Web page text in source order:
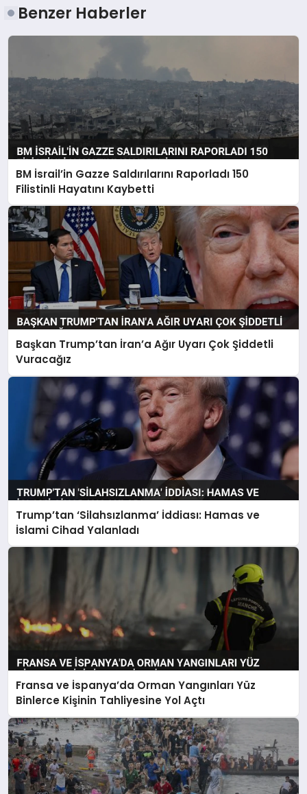
Benzer Haberler
BM İsrail’in Gazze Saldırılarını Raporladı 150
Filistinli Hayatını Kaybetti
Başkan Trump’tan İran’a Ağır Uyarı Çok Şiddetli
Vuracağız
Trump’tan ‘Silahsızlanma’ İddiası: Hamas ve
İslami Cihad Yalanladı
Fransa ve İspanya’da Orman Yangınları Yüz
Binlerce Kişinin Tahliyesine Yol Açtı